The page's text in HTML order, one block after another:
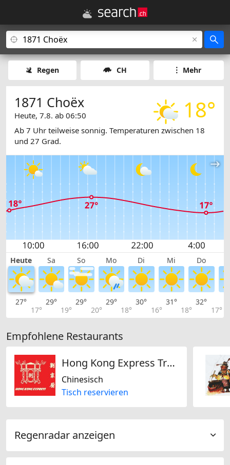
Regen CH Mehr
18°
1871 Choëx
Heute, 7.8. ab 06:50
Ab 7 Uhr teilweise sonnig. Temperaturen zwischen 18
und 27 Grad.
Heute Sa So Mo Di Mi Do
27°
17°
29°
19°
29°
20°
29°
18°
30°
16°
31°
18°
32°
17°
Empfohlene Restaurants
Hong Kong Express Traiteur Chi
Chinesisch
Tisch reservieren
Regenradar anzeigen